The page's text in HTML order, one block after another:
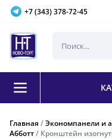
+7 (343) 378-72-45
Главная /Экономпанели и
Абботт/ Кронштейн